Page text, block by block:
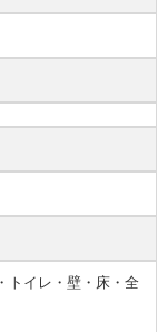
トイレ・壁・床・全